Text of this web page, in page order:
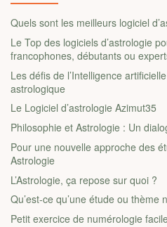
Quels sont les meilleurs logiciel
Le Top des logiciels d’astrologie
francophones, débutants ou
Les défis de l’Intelligence
astrologique
Le Logiciel d’astrologie Azimut35
Philosophie et Astrologie : Un
Pour une nouvelle approche des
Astrologie
L’Astrologie, ça repose sur quoi ?
Qu’est-ce qu’une étude ou thème
Petit exercice de numérologie